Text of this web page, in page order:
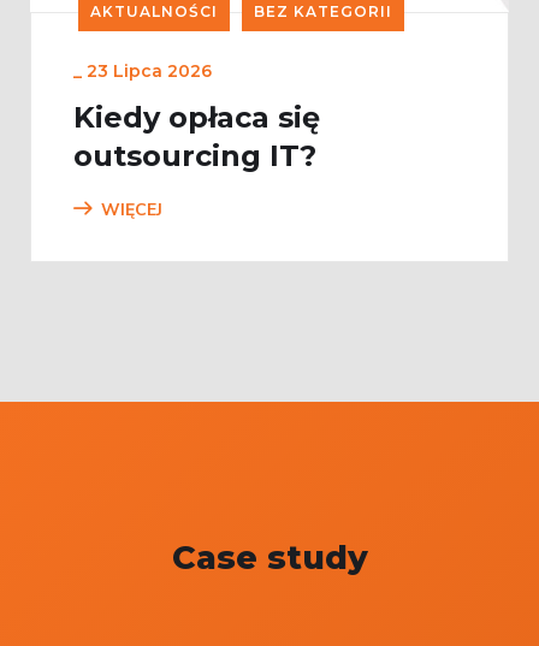
AKTUALNOŚCI BEZ KATEGORII
_ 23 Lipca 2026
Kiedy opłaca się
outsourcing IT?
WIĘCEJ
Case study